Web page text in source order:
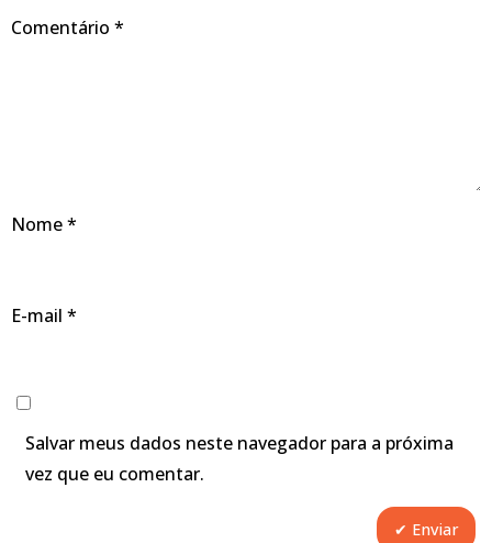
Comentário *
Nome*
E-mail *
Salvar meus dados neste navegador para a próxima
vez que eu comentar.